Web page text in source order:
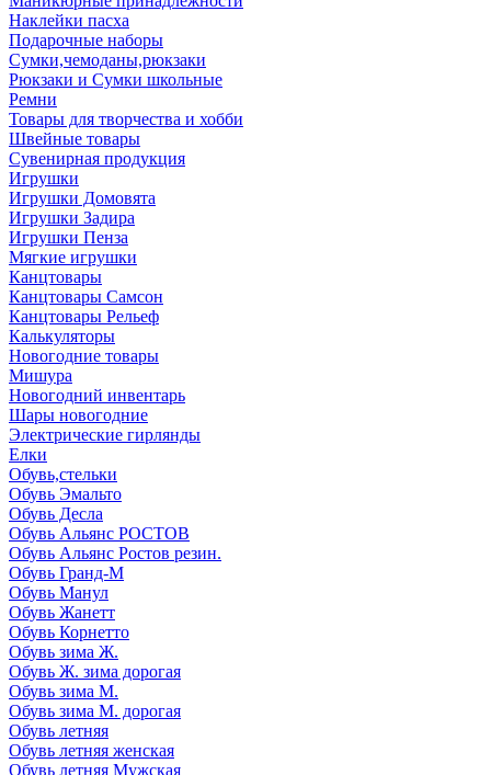
Наклейки пасха
Подарочные наборы
Сумки,чемоданы,рюкзаки
Рюкзаки и Сумки школьные
Ремни
Товары для творчества и хобби
Швейные товары
Сувенирная продукция
Игрушки
Игрушки Домовята
Игрушки Задира
Игрушки Пенза
Мягкие игрушки
Канцтовары
Канцтовары Самсон
Канцтовары Рельеф
Калькуляторы
Новогодние товары
Мишура
Новогодний инвентарь
Шары новогодние
Электрические гирлянды
Елки
Обувь,стельки
Обувь Эмальто
Обувь Десла
Обувь Альянс РОСТОВ
Обувь Альянс Ростов резин.
Обувь Гранд-М
Обувь Манул
Обувь Жанетт
Обувь Корнетто
Обувь зима Ж.
Обувь Ж. зима дорогая
Обувь зима М.
Обувь зима М. дорогая
Обувь летняя
Обувь летняя женская
Обувь летняя Мужская